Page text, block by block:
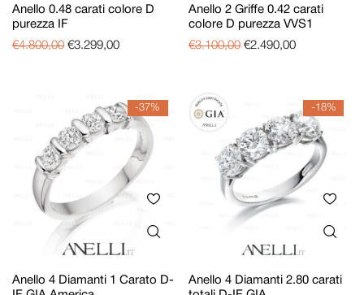
Anello 0.48 carati colore D
purezza IF
€4.800,00 €3.299,00
Anello 2 Griffe 0.42 carati
colore D purezza VVS1
€3.100,00 €2.490,00
-37%
Anello 4 Diamanti 1 Carato D-
-18%
Anello 4 Diamanti 2.80 carati